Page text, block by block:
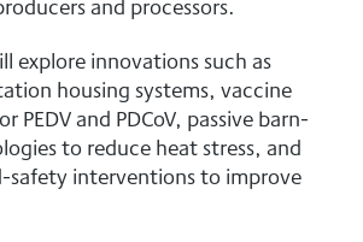
explore innovations such as
housing systems, vaccine
PEDV and PDCoV, passive barn-
to reduce heat stress, and
safety interventions to improve